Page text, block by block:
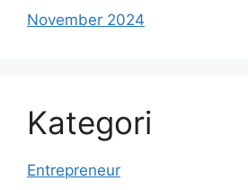
November 2024
Kategori
Entrepreneur